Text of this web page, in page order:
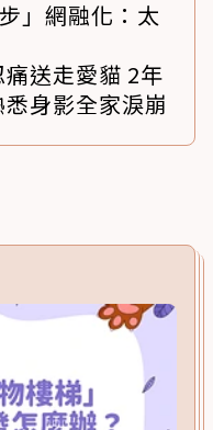
」網融化：太
送走愛貓 2年
身影全家淚崩